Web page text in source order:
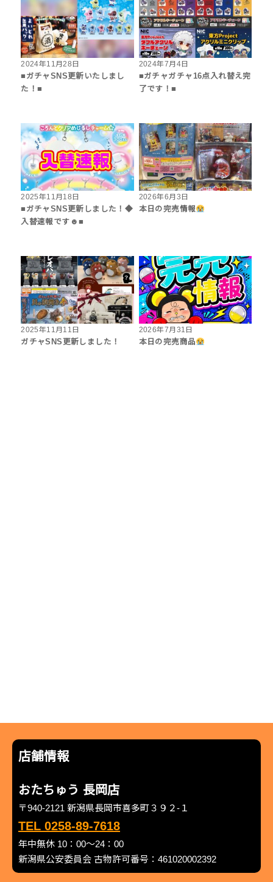
2024年11月28日
■ガチャSNS更新いたしまし
た！■
2024年7月4日
■ガチャガチャ16点入れ替え完
了です！■
2025年11月18日
■ガチャSNS更新しました！◆
入替速報です☻■
2026年6月3日
本日の完売情報
2025年11月11日
ガチャSNS更新しました！
2026年7月31日
本日の完売商品
店舗情報
おたちゅう 長岡店
〒940-2121 新潟県長岡市喜多町３９２-１
TEL 0258-89-7618
年中無休 10：00～24：00
新潟県公安委員会 古物許可番号：461020002392